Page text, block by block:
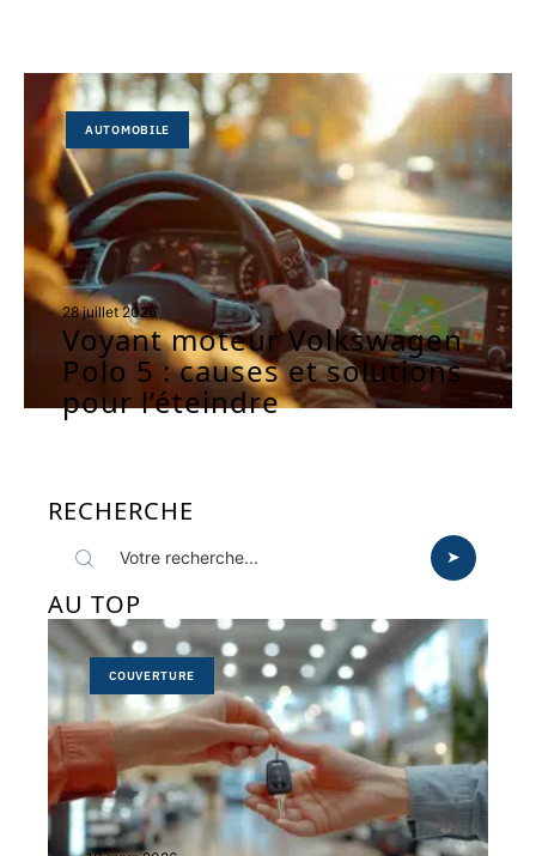
AUTOMOBILE
28 juillet 2026
Voyant moteur Volkswagen
Polo 5 : causes et solutions
pour l’éteindre
RECHERCHE
AU TOP
COUVERTURE